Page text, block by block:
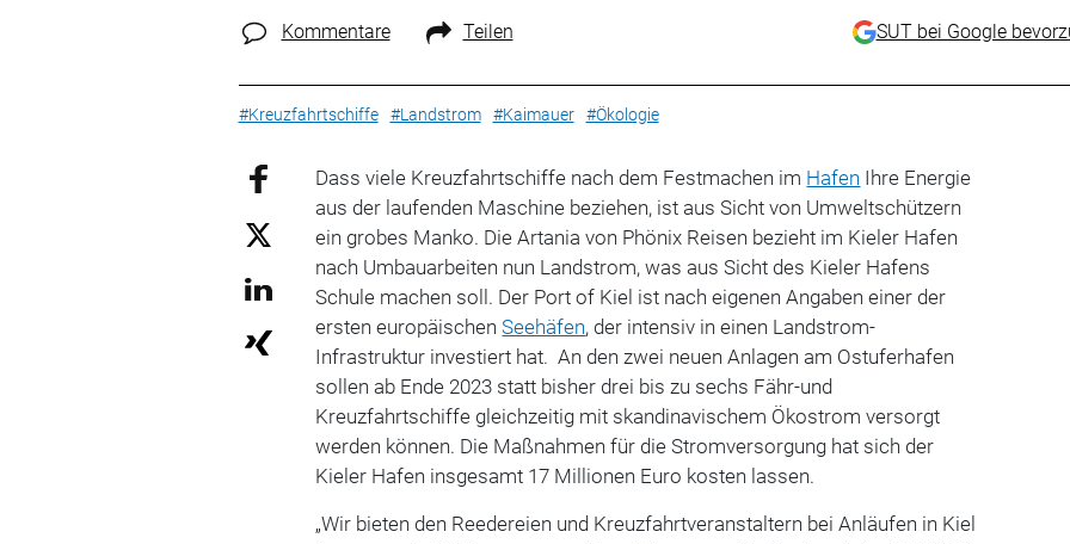
Kommentare Teilen SUT bei Google
#Kreuzfahrtschiffe #Landstrom #Kaimauer #Ökologie
Dass viele Kreuzfahrtschiffe nach dem Festmachen im Hafen Ihre Energie
aus der laufenden Maschine beziehen, ist aus Sicht von Umweltschützern
ein grobes Manko. Die Artania von Phönix Reisen bezieht im Kieler Hafen
nach Umbauarbeiten nun Landstrom, was aus Sicht des Kieler Hafens
Schule machen soll. Der Port of Kiel ist nach eigenen Angaben einer der
ersten europäischenSeehäfen, der intensiv in einen Landstrom-
Infrastruktur investiert hat. An den zwei neuen Anlagen am Ostuferhafen
sollen ab Ende 2023 statt bisher drei bis zu sechs Fähr-und
Kreuzfahrtschiffe gleichzeitig mit skandinavischem Ökostrom versorgt
werden können. Die Maßnahmen für die Stromversorgung hat sich der
Kieler Hafen insgesamt 17 Millionen Euro kosten lassen.
„Wir bieten den Reedereien und Kreuzfahrtveranstaltern bei Anläufen in Kiel